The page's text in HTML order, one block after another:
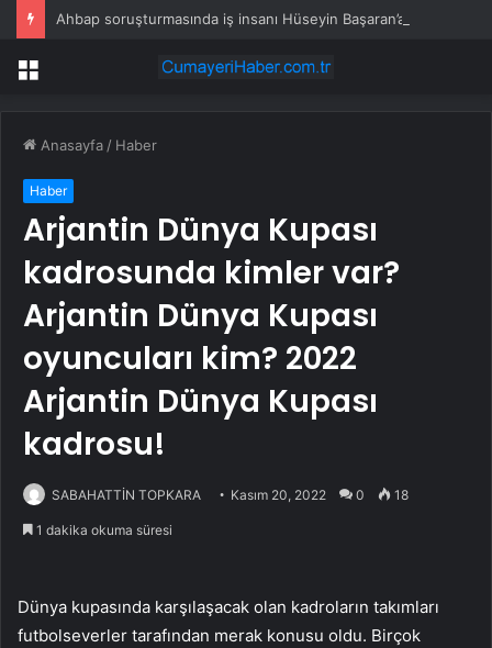
Menü
Anasayfa / Haber
Haber
Arjantin Dünya Kupası
kadrosunda kimler var?
Arjantin Dünya Kupası
oyuncuları kim? 2022
Arjantin Dünya Kupası
kadrosu!
SABAHATTİN TOPKARA Kasım 20, 2022 0 18
1 dakika okuma süresi
Dünya kupasında karşılaşacak olan kadroların takımları
futbolseverler tarafından merak konusu oldu. Birçok